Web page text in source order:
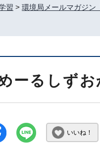
習 > 環境局メールマガジン
ーるしず
いいね！